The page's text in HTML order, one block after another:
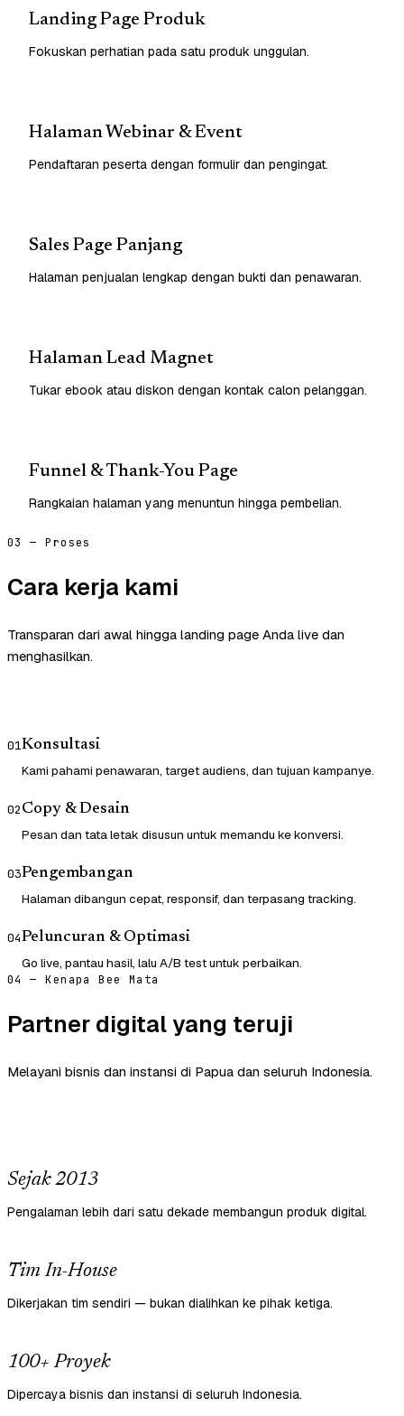
Landing Page Produk
Fokuskan perhatian pada satu produk unggulan.
Halaman Webinar & Event
Pendaftaran peserta dengan formulir dan pengingat.
Sales Page Panjang
Halaman penjualan lengkap dengan bukti dan penawaran.
Halaman Lead Magnet
Tukar ebook atau diskon dengan kontak calon pelanggan.
Funnel & Thank-You Page
Rangkaian halaman yang menuntun hingga pembelian.
03 — Proses
Cara kerja kami
Transparan dari awal hingga landing page Anda live dan
menghasilkan.
01Konsultasi
Kami pahami penawaran, target audiens, dan tujuan kampanye.
02Copy & Desain
Pesan dan tata letak disusun untuk memandu ke konversi.
03Pengembangan
Halaman dibangun cepat, responsif, dan terpasang tracking.
04Peluncuran & Optimasi
Go live, pantau hasil, lalu A/B test untuk perbaikan.
04 — Kenapa Bee Mata
Partner digital yang teruji
Melayani bisnis dan instansi di Papua dan seluruh Indonesia.
Sejak 2013
Pengalaman lebih dari satu dekade membangun produk digital.
Tim In-House
Dikerjakan tim sendiri — bukan dialihkan ke pihak ketiga.
100+ Proyek
Dipercaya bisnis dan instansi di seluruh Indonesia.